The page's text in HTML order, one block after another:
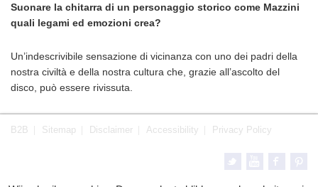
Suonare la chitarra di un personaggio storico come Mazzini
quali legami ed emozioni crea?
Un’indescrivibile sensazione di vicinanza con uno dei padri della
nostra civiltà e della nostra cultura che, grazie all’ascolto del
disco, può essere rivissuta.
B2B Sitemap Disclaimer Accessibility Privacy Policy